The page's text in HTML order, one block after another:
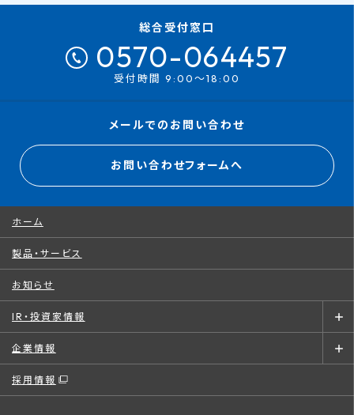
総合受付窓口
0570-064457
受付時間 9:00～18:00
メールでのお問い合わせ
お問い合わせフォームへ
ホーム
製品・サービス
お知らせ
IR・投資家情報
企業情報
採用情報